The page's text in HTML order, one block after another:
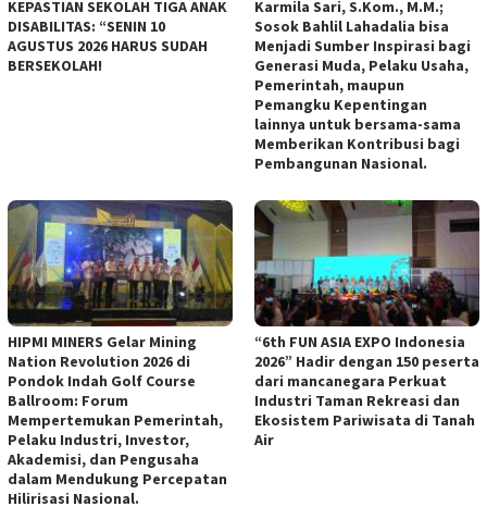
KEPASTIAN SEKOLAH TIGA ANAK
DISABILITAS: “SENIN 10
AGUSTUS 2026 HARUS SUDAH
BERSEKOLAH!
Karmila Sari, S.Kom., M.M.;
Sosok Bahlil Lahadalia bisa
Menjadi Sumber Inspirasi bagi
Generasi Muda, Pelaku Usaha,
Pemerintah, maupun
Pemangku Kepentingan
lainnya untuk bersama-sama
Memberikan Kontribusi bagi
Pembangunan Nasional.
HIPMI MINERS Gelar Mining
Nation Revolution 2026 di
Pondok Indah Golf Course
Ballroom: Forum
Mempertemukan Pemerintah,
Pelaku Industri, Investor,
Akademisi, dan Pengusaha
dalam Mendukung Percepatan
Hilirisasi Nasional.
“6th FUN ASIA EXPO Indonesia
2026” Hadir dengan 150 peserta
dari mancanegara Perkuat
Industri Taman Rekreasi dan
Ekosistem Pariwisata di Tanah
Air